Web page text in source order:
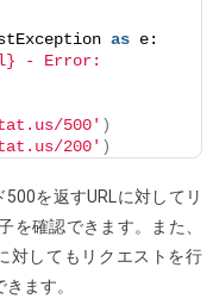
as e:
- Error:
500' )
200' )
を返すURLに対してリ
を確認できます。また、
対してもリクエストを行
ます。